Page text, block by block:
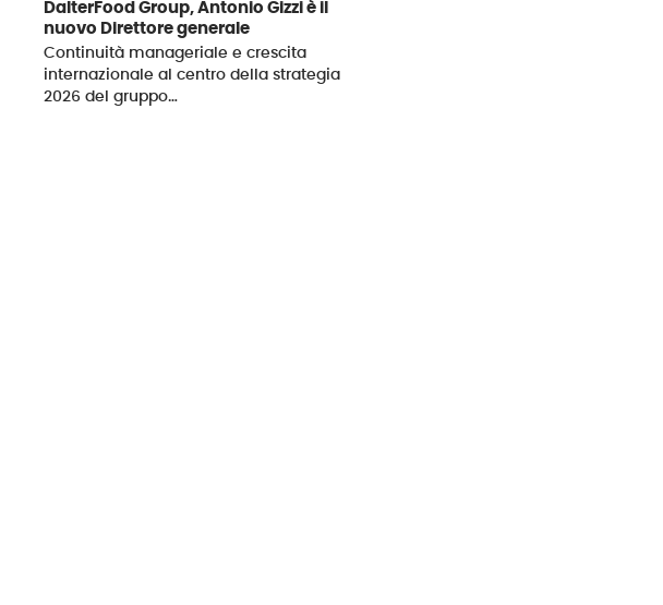
DalterFood Group, Antonio Gizzi è il
nuovo Direttore generale
Continuità manageriale e crescita
internazionale al centro della strategia
2026 del gruppo…